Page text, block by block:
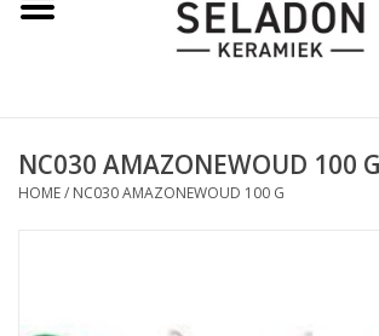
VERZENDING
NC030 AMAZONEWOUD 100 G
HOME/ NC030 AMAZONEWOUD 100 G